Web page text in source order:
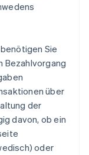
Sie
Bezahlvorgang
über
der
davon, ob ein
oder